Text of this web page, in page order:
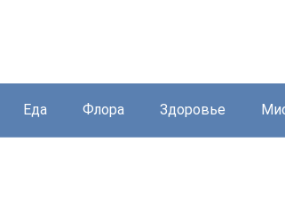
Еда Флора Здоровье